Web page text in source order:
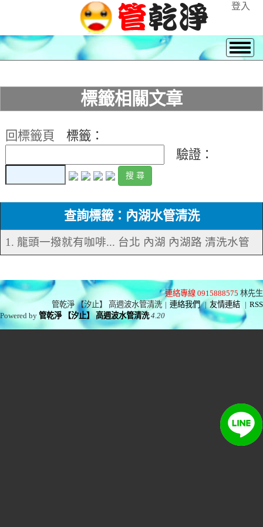
登入
標籤相關文章
回標籤頁
標籤：
驗證：
查詢標籤：內湖水管清洗
1. 龍頭一撥就有咖啡... 台北 內湖 內湖路 清洗水管
連絡專線 0915888575 林先生
管乾淨 【汐止】 高週波水管清洗 | 連絡我們 | 友情連結 | RSS
Powered by管乾淨 【汐止】 高週波水管清洗 4.20